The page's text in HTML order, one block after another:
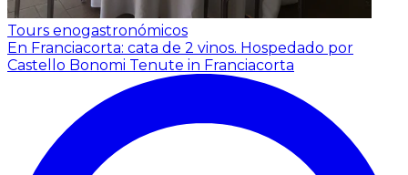
Tours enogastronómicos
En Franciacorta: cata de 2 vinos. Hospedado por
Castello Bonomi Tenute in Franciacorta